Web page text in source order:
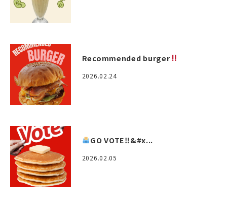
Recommended burger
2026.02.24
GO VOTE‼&#x...
2026.02.05